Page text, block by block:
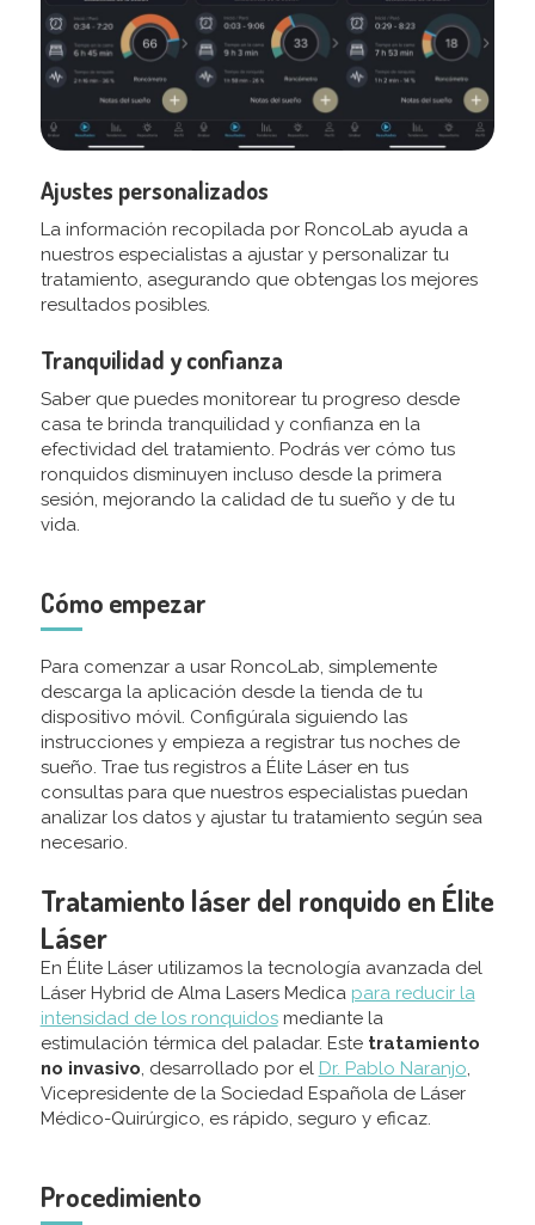
Ajustes personalizados
La información recopilada por RoncoLab ayuda a
nuestros especialistas a ajustar y personalizar tu
tratamiento, asegurando que obtengas los mejores
resultados posibles.
Tranquilidad y confianza
Saber que puedes monitorear tu progreso desde
casa te brinda tranquilidad y confianza en la
efectividad del tratamiento. Podrás ver cómo tus
ronquidos disminuyen incluso desde la primera
sesión, mejorando la calidad de tu sueño y de tu
vida.
Cómo empezar
Para comenzar a usar RoncoLab, simplemente
descarga la aplicación desde la tienda de tu
dispositivo móvil. Configúrala siguiendo las
instrucciones y empieza a registrar tus noches de
sueño. Trae tus registros a Élite Láser en tus
consultas para que nuestros especialistas puedan
analizar los datos y ajustar tu tratamiento según sea
necesario.
Tratamiento láser del ronquido en Élite
Láser
En Élite Láser utilizamos la tecnología avanzada del
Láser Hybrid de Alma Lasers Medica para reducir la
intensidad de los ronquidosmediante la
estimulación térmica del paladar. Este tratamiento
no invasivo , desarrollado por el Dr. Pablo Naranjo
Vicepresidente de la Sociedad Española de Láser
Médico-Quirúrgico, es rápido, seguro y eficaz.
Procedimiento